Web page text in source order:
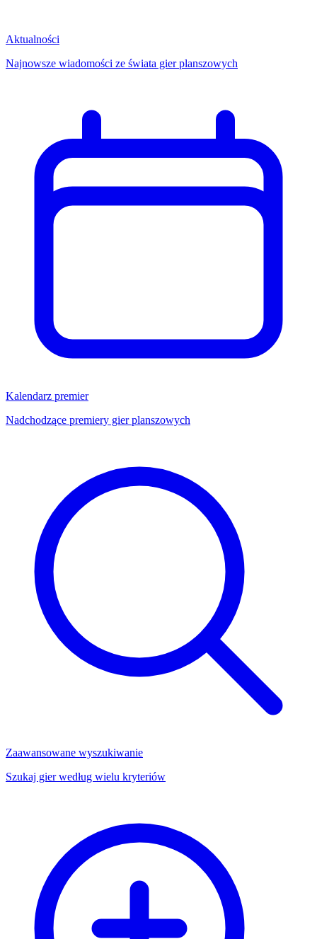
Aktualności
Najnowsze wiadomości ze świata gier planszowych
Kalendarz premier
Nadchodzące premiery gier planszowych
Zaawansowane wyszukiwanie
Szukaj gier według wielu kryteriów